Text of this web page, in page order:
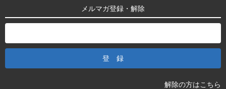
メルマガ登録・解除
解除の方はこちら